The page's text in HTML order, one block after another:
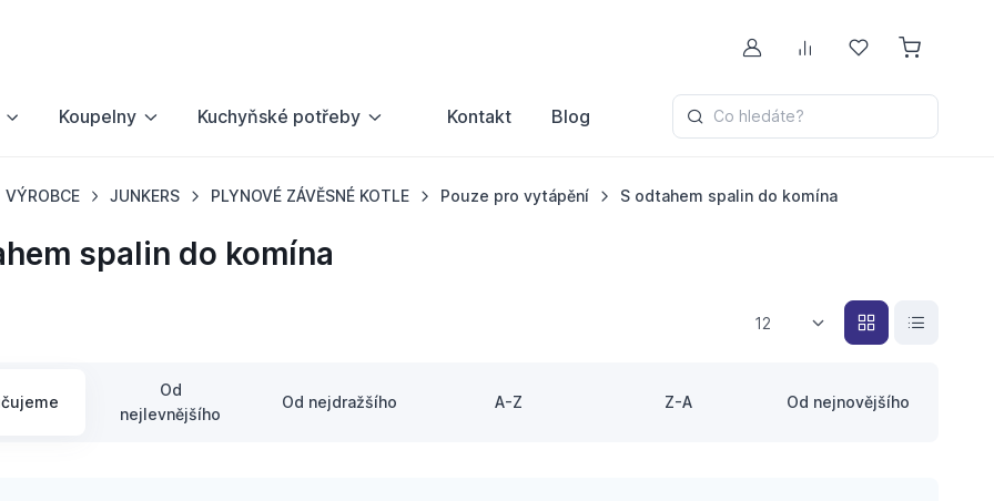
Můj účetPorovnávání
Oblíbené
Koupelny Kuchyňské potřeby Kontakt Blog Co hledáte?
VÝROBCE JUNKERS PLYNOVÉ ZÁVĚSNÉ KOTLE Pouze pro vytápění S odtahem spalin do komína
spalin do komína
12
Od
nejlevnějšího
Od nejdražšího A-Z Z-A Od nejnovějšího